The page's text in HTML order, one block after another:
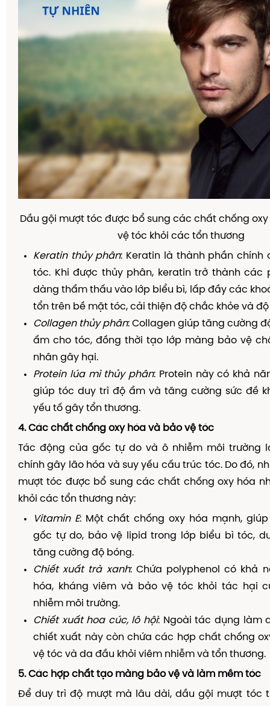
Dầu gội mượt tóc được bổ sung các chất chống
vệ tóc khỏi các tổn thương
Keratin thủy phân: Keratin là thành phần chính
tóc. Khi được thủy phân, keratin trở thành các
dàng thẩm thấu vào lớp biểu bì, lấp đầy các
tổn trên bề mặt tóc, cải thiện độ chắc khỏe và
Collagen thủy phân: Collagen giúp tăng cường
ẩm cho tóc, đồng thời tạo lớp màng bảo vệ
nhân gây hại.
Protein lúa mì thủy phân: Protein này có khả
giúp tóc duy trì độ ẩm và tăng cường sức đề
yếu tố gây tổn thương.
4. Các chất chống oxy hóa và bảo vệ tóc
Tác động của gốc tự do và ô nhiễm môi trường
chính gây lão hóa và suy yếu cấu trúc tóc. Do đó,
mượt tóc được bổ sung các chất chống oxy hóa
khỏi các tổn thương này:
Vitamin E: Một chất chống oxy hóa mạnh,
gốc tự do, bảo vệ lipid trong lớp biểu bì tóc,
tăng cường độ bóng.
Chiết xuất trà xanh: Chứa polyphenol có khả
hóa, kháng viêm và bảo vệ tóc khỏi tác hại
nhiễm môi trường.
Chiết xuất hoa cúc, lô hội: Ngoài tác dụng làm
chiết xuất này còn chứa các hợp chất chống
vệ tóc và da đầu khỏi viêm nhiễm và tổn thương.
5. Các hợp chất tạo màng bảo vệ và làm mềm tóc
Để duy trì độ mượt mà lâu dài, dầu gội mượt tóc